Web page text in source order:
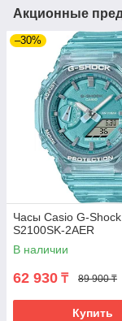
Акционные
–30%
Часы Casio G-
S2100SK-2AER
В наличии
62 930 ₸ 89 900 ₸
Купить